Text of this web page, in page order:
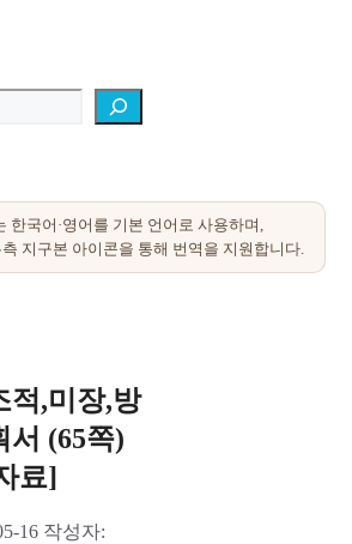
적,미장,방
서 (65쪽)
료]
16 작성자: